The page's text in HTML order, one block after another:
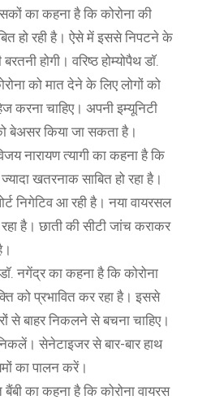
का कहना है कि कोरोना की
हो रही है। ऐसे में इससे निपटने के
होगी। वरिष्ठ होम्योपैथ डाॅ.
को मात देने के लिए लोगों को
करना चाहिए। अपनी इम्यूनिटी
बेअसर किया जा सकता है।
नारायण त्यागी का कहना है कि
खतरनाक साबित हो रहा है।
निगेटिव आ रही है। नया वायरसल
है। छाती की सीटी जांच कराकर
नगेंद्र का कहना है कि कोरोना
को प्रभावित कर रहा है। इससे
से बाहर निकलने से बचना चाहिए।
सेनेटाइजर से बार-बार हाथ
का पालन करें।
बैंबी का कहना है कि कोरोना वायरस